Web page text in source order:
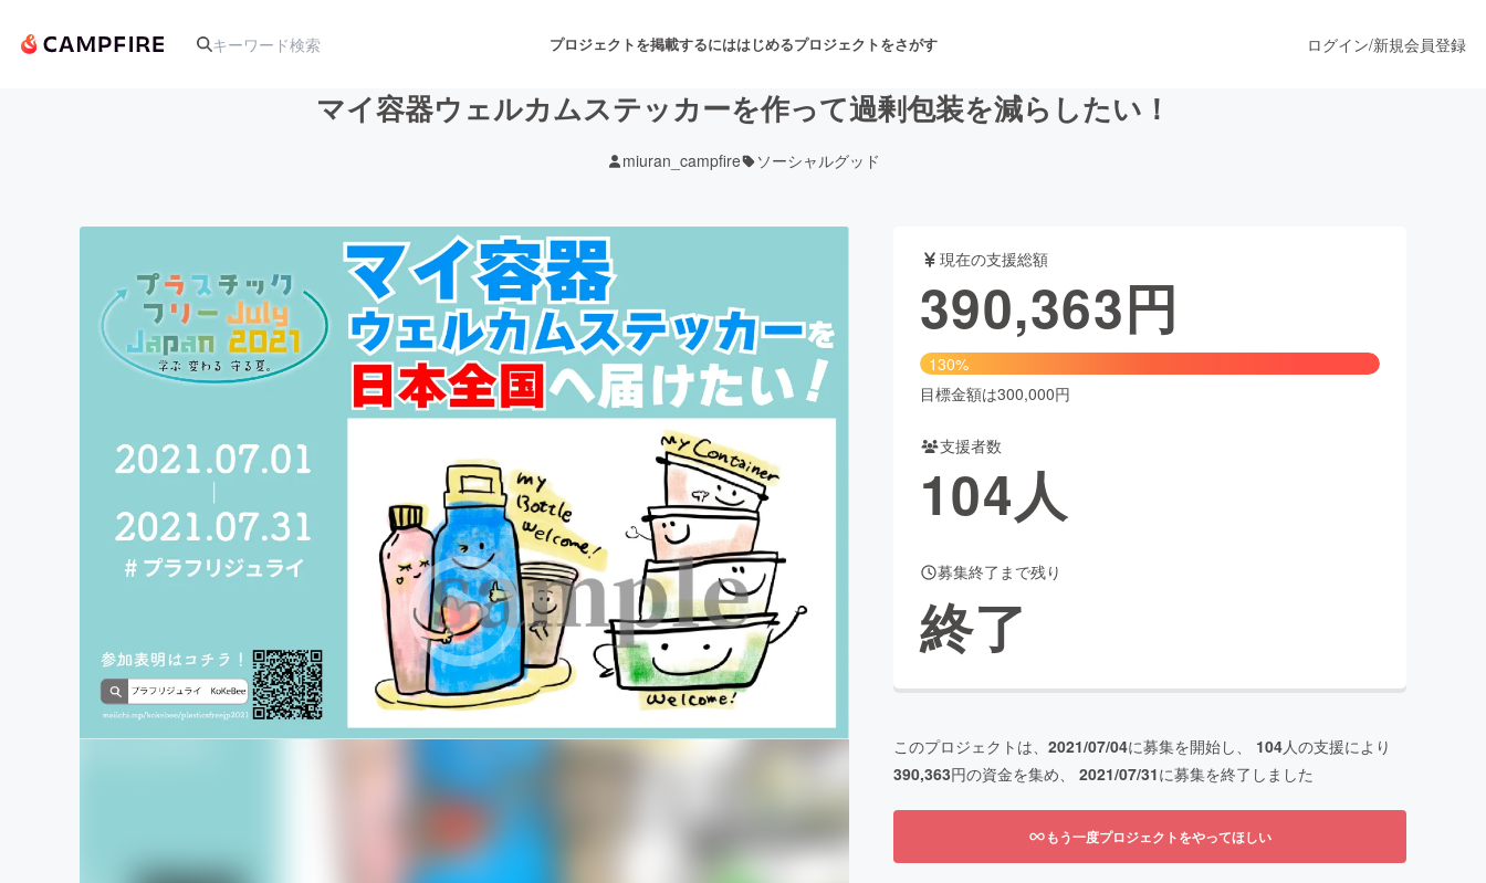
プロジェクトを掲載するにははじめるプロジェクトをさがす
アート・写真 音楽 舞台・パフォーマンス
テクノロジー・ガジェット ゲーム・サービス開発 フード・飲食店 ファッション
書籍・雑誌出版 アニメ・漫画
ビジネス・起業 ビューティー・ヘルスケア
まちづくり・地域活性化
CAMPFIRE for Social GoodCAMPFIRE Creation
CAMPFIREふるさと納税machi-ya
ログイン/新規会員登録
マイ容器ウェルカムステッカーを作って過剰包装を減らしたい！
miuran_campfire ソーシャルグッド
現在の支援総額
390,363円
130%
目標金額は300,000円
支援者数
104人
募集終了まで残り
終了
このプロジェクトは、 2021/07/04に募集を開始し、 104人の支援により
390,363円の資金を集め、 2021/07/31に募集を終了しました
もう一度プロジェクトをやってほしい